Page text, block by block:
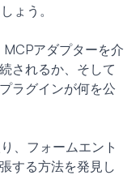
ょう。
アダプターを介
されるか、そして
ラグインが何を公
、フォームエント
する方法を発見し